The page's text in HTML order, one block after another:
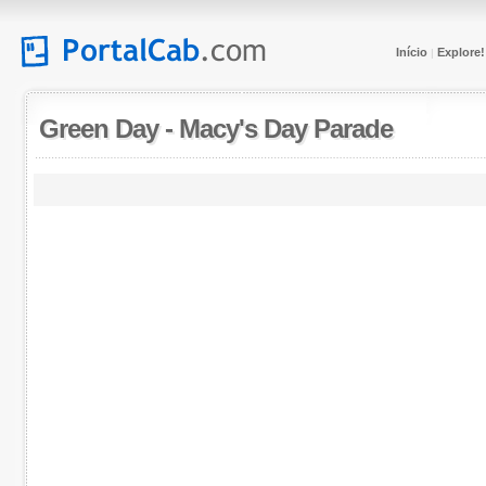
Início| Explore!
Green Day- Macy's Day Parade